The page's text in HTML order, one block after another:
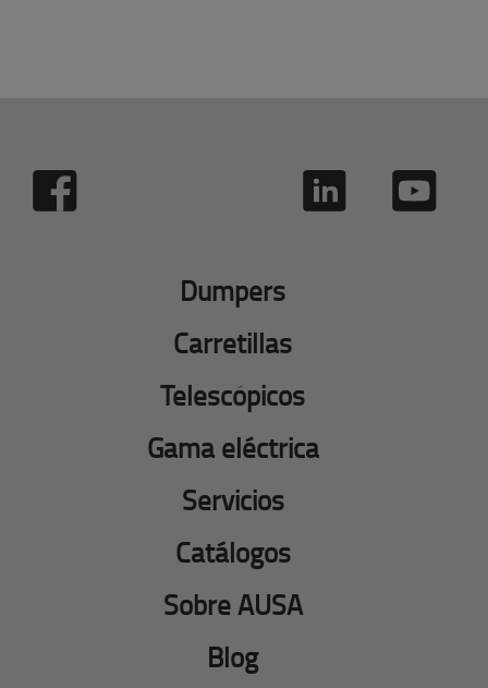
Dumpers
Carretillas
Telescópicos
Gama eléctrica
Servicios
Catálogos
Sobre AUSA
Blog